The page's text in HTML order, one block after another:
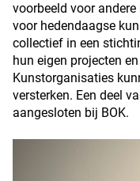
voorbeeld voor
voor hedendaagse
collectief in een
hun eigen projecten
Kunstorganisaties
versterken. Een deel
aangesloten bij BOK.